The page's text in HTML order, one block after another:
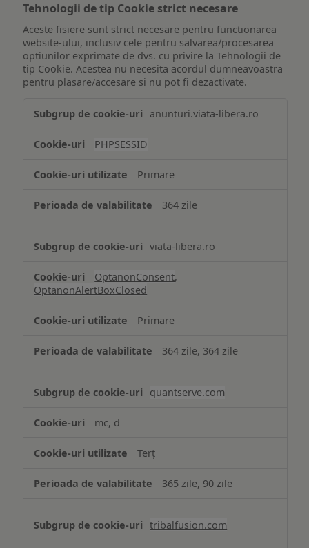
Tehnologii de tip Cookie strict necesare
Aceste fisiere sunt strict necesare pentru functionarea
website-ului, inclusiv cele pentru salvarea/procesarea
optiunilor exprimate de dvs. cu privire la Tehnologii de
tip Cookie. Acestea nu necesita acordul dumneavoastra
pentru plasare/accesare si nu pot fi dezactivate.
de
Cookie
necesare
anunturi.viata-libera.ro
PHPSESSID
Primare
364 zile
viata-libera.ro
OptanonConsent,
OptanonAlertBoxClosed
Primare
364 zile, 364 zile
quantserve.com
mc, d
Terț
365 zile, 90 zile
tribalfusion.com